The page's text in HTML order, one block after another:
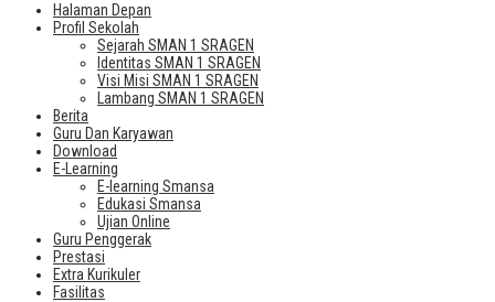
Halaman Depan
Profil Sekolah
Sejarah SMAN 1 SRAGEN
Identitas SMAN 1 SRAGEN
Visi Misi SMAN 1 SRAGEN
Lambang SMAN 1 SRAGEN
Berita
Guru Dan Karyawan
Download
E-Learning
E-learning Smansa
Edukasi Smansa
Ujian Online
Guru Penggerak
Prestasi
Extra Kurikuler
Fasilitas